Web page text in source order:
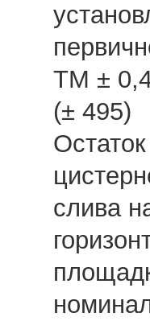
ТМ ±
(± 495)
слива